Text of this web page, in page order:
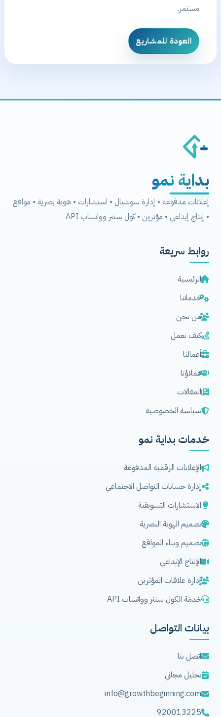
مستمر.
العودة للمشاريع
بدايةنمو
إعلانات مدفوعة • إدارة سوشيال • استشارات • هوية بصرية • مواقع
• إنتاج إبداعي • مؤثرين • كول سنتر وواتساب API
روابط سريعة
الرئيسية
خدماتنا
من نحن
كيف نعمل
أعمالنا
عملاؤنا
المقالات
سياسة الخصوصية
خدمات بداية نمو
الإعلانات الرقمية المدفوعة
إدارة حسابات التواصل الاجتماعي
الاستشارات التسويقية
تصميم الهوية البصرية
تصميم وبناء المواقع
الإنتاج الإبداعي
إدارة علاقات المؤثرين
خدمة الكول سنتر وواتساب API
بيانات التواصل
اتصل بنا
تحليل مجاني
info@growthbeginning.com
920013225